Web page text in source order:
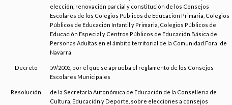
elección, renovación parcial y constitución de los Consejos
Escolares de los Colegios Públicos de Educación Primaria, Colegios
Públicos de Educación Infantil y Primaria, Colegios Públicos de
Educación Especial y Centros Públicos de Educación Básica de
Personas Adultas en el ámbito territorial de la Comunidad Foral de
Navarra
Decreto
59/2005, por el que se aprueba el reglamento de los Consejos
Escolares Municipales
Resolución
de la Secretaría Autonómica de Educación de la Conselleria de
Cultura, Educación y Deporte, sobre elecciones a consejos